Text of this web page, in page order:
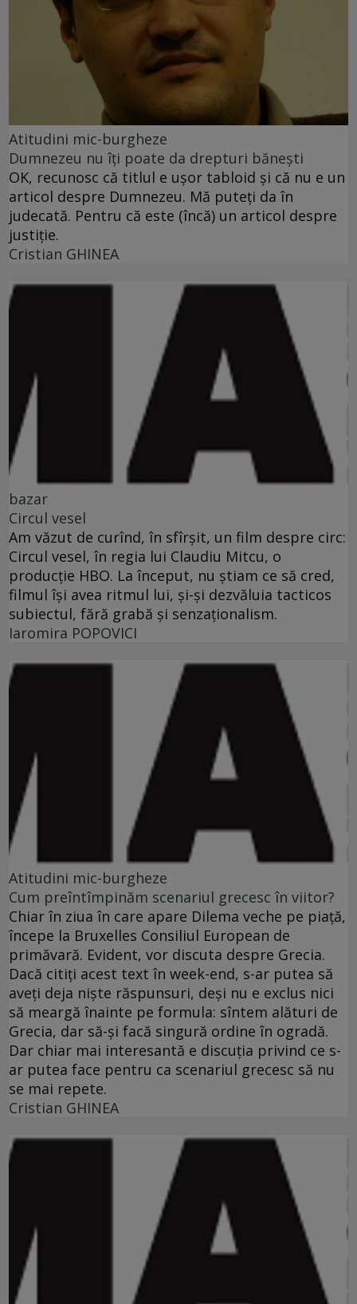
Atitudini mic-burgheze
Dumnezeu nu îţi poate da drepturi băneşti
OK, recunosc că titlul e uşor tabloid şi că nu e un
articol despre Dumnezeu. Mă puteţi da în
judecată. Pentru că este (încă) un articol despre
justiţie.
Cristian GHINEA
bazar
Circul vesel
Am văzut de curînd, în sfîrşit, un film despre circ:
Circul vesel, în regia lui Claudiu Mitcu, o
producţie HBO. La început, nu ştiam ce să cred,
filmul îşi avea ritmul lui, şi-şi dezvăluia tacticos
subiectul, fără grabă şi senzaţionalism.
Iaromira POPOVICI
Atitudini mic-burgheze
Cum preîntîmpinăm scenariul grecesc în viitor?
Chiar în ziua în care apare Dilema veche pe piaţă,
începe la Bruxelles Consiliul European de
primăvară. Evident, vor discuta despre Grecia.
Dacă citiţi acest text în week-end, s-ar putea să
aveţi deja nişte răspunsuri, deşi nu e exclus nici
să meargă înainte pe formula: sîntem alături de
Grecia, dar să-şi facă singură ordine în ogradă.
Dar chiar mai interesantă e discuţia privind ce s-
ar putea face pentru ca scenariul grecesc să nu
se mai repete.
Cristian GHINEA